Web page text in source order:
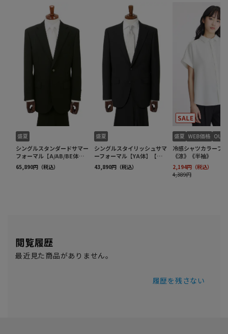
閲覧履歴
最近見た商品がありません。
履歴を残さない